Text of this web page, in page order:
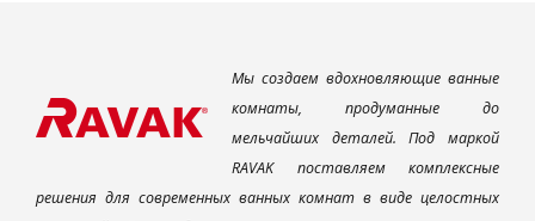
Мы создаем вдохновляющие ванные
комнаты, продуманные до
мельчайших деталей. Под маркой
RAVAK поставляем комплексные
решения для современных ванных комнат в виде целостных